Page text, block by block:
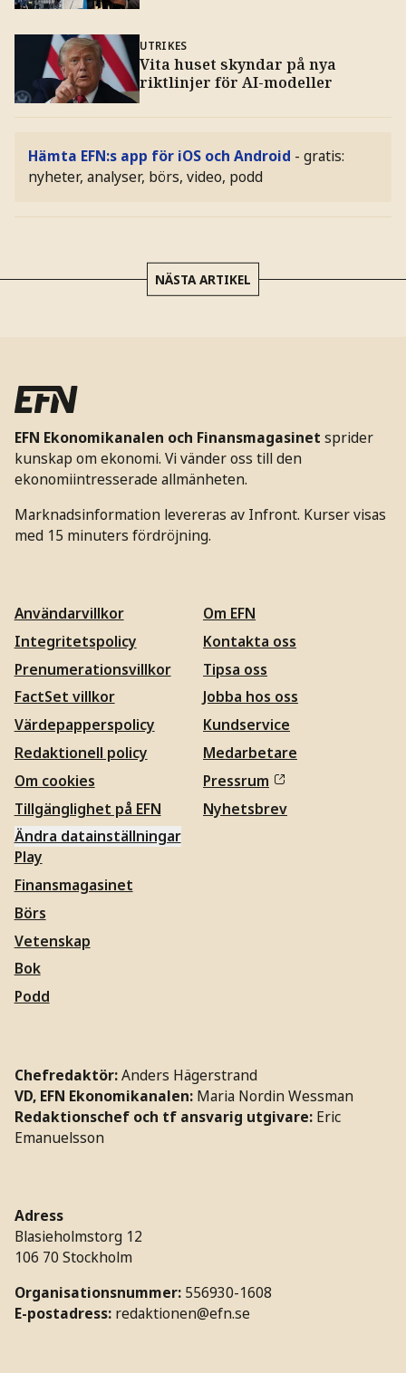
UTRIKES
Vita huset skyndar på nya
riktlinjer för AI-modeller
Hämta EFN:s app för iOS och Android - gratis:
nyheter, analyser, börs, video, podd
NÄSTA ARTIKEL
EFN Ekonomikanalen och Finansmagasinet sprider
kunskap om ekonomi. Vi vänder oss till den
ekonomiintresserade allmänheten.
Marknadsinformation levereras av Infront. Kurser visas
med 15 minuters fördröjning.
Användarvillkor
Integritetspolicy
Prenumerationsvillkor
FactSet villkor
Värdepapperspolicy
Redaktionell policy
Om cookies
Tillgänglighet på EFN
Ändra datainställningar
Om EFN
Kontakta oss
Tipsa oss
Jobba hos oss
Kundservice
Medarbetare
Pressrum
Nyhetsbrev
Play
Finansmagasinet
Börs
Vetenskap
Bok
Podd
Chefredaktör:Anders Hägerstrand
VD, EFN Ekonomikanalen: Maria Nordin Wessman
Redaktionschef och tf ansvarig utgivare: Eric
Emanuelsson
Adress
Blasieholmstorg 12
106 70 Stockholm
Organisationsnummer: 556930-1608
E-postadress: redaktionen@efn.se